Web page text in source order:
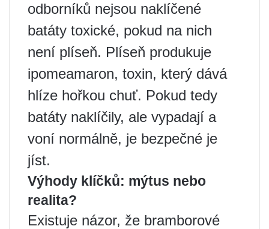
odborníků nejsou naklíčené
batáty toxické, pokud na nich
není plíseň. Plíseň produkuje
ipomeamaron, toxin, který dává
hlíze ​​hořkou chuť. Pokud tedy
batáty naklíčily, ale vypadají a
voní normálně, je bezpečné je
jíst.
Výhody klíčků: mýtus nebo
realita?
Existuje názor, že bramborové